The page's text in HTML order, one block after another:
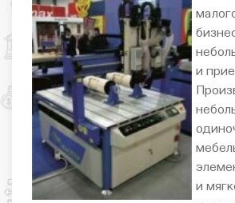
и
и